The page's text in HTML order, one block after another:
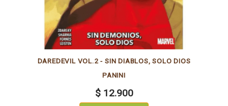
DAREDEVIL VOL.2 - SIN DIABLOS, SOLO DIOS
PANINI
$ 12.900